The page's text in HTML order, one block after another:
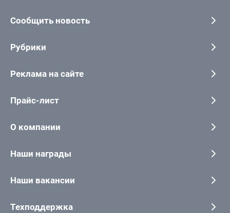
Сообщить новость
Рубрики
Реклама на сайте
Прайс-лист
О компании
Наши награды
Наши вакансии
Техподдержка